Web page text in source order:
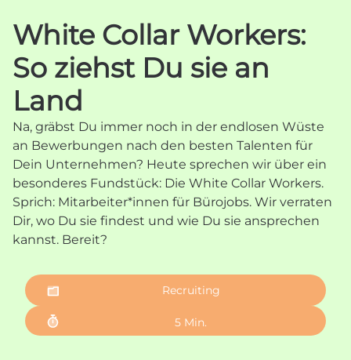
White Collar Workers:
So ziehst Du sie an
Land
Na, gräbst Du immer noch in der endlosen Wüste
an Bewerbungen nach den besten Talenten für
Dein Unternehmen? Heute sprechen wir über ein
besonderes Fundstück: Die White Collar Workers.
Sprich: Mitarbeiter*innen für Bürojobs. Wir verraten
Dir, wo Du sie findest und wie Du sie ansprechen
kannst. Bereit?
Recruiting
5 Min.